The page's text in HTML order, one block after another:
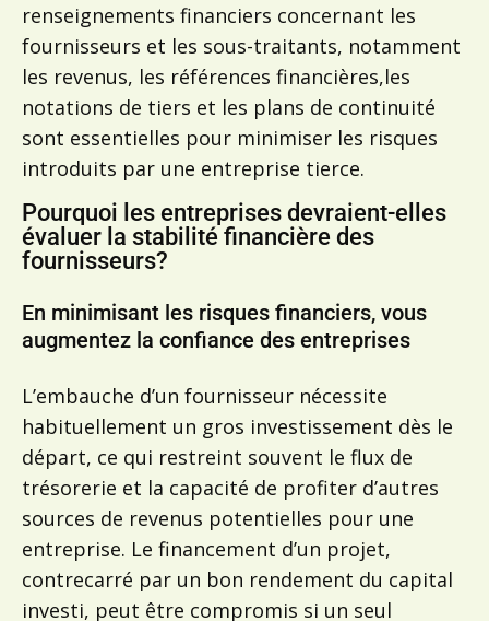
renseignements financiers concernant les
fournisseurs et les sous-traitants, notamment
les revenus, les références financières,les
notations de tiers et les plans de continuité
sont essentielles pour minimiser les risques
introduits par une entreprise tierce.
Pourquoi les entreprises devraient-elles
évaluer la stabilité financière des
fournisseurs?
En minimisant les risques financiers, vous
augmentez la confiance des entreprises
L’embauche d’un fournisseur nécessite
habituellement un gros investissement dès le
départ, ce qui restreint souvent le flux de
trésorerie et la capacité de profiter d’autres
sources de revenus potentielles pour une
entreprise. Le financement d’un projet,
contrecarré par un bon rendement du capital
investi, peut être compromis si un seul